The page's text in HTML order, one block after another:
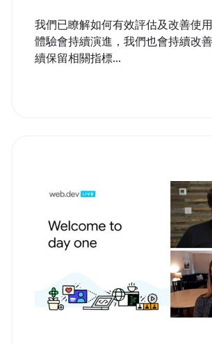
我們已瞭解如何有效評估及改善使
體驗會持續演進，我們也會持續改
續保留相關指標...